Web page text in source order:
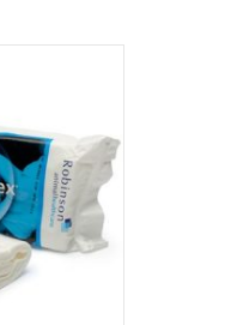
på
produktsiden